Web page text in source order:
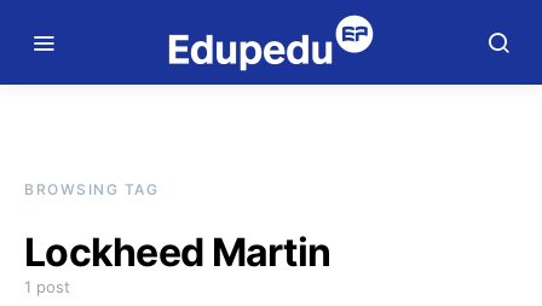
BROWSING TAG
Lockheed Martin
1 post